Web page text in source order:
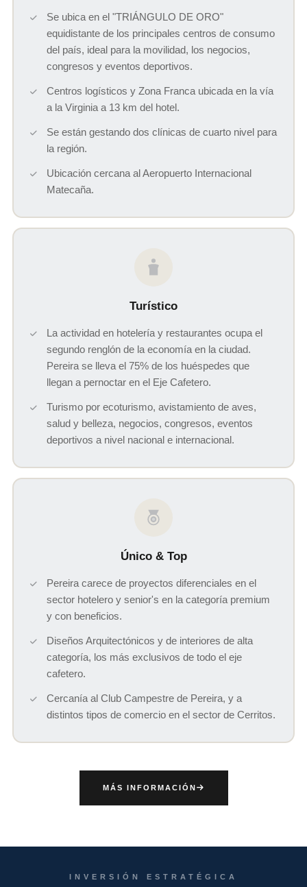
Se ubica en el "TRIÁNGULO DE ORO"
equidistante de los principales centros de consumo
del país, ideal para la movilidad, los negocios,
congresos y eventos deportivos.
Centros logísticos y Zona Franca ubicada en la vía
a la Virginia a 13 km del hotel.
Se están gestando dos clínicas de cuarto nivel para
la región.
Ubicación cercana al Aeropuerto Internacional
Matecaña.
Turístico
La actividad en hotelería y restaurantes ocupa el
segundo renglón de la economía en la ciudad.
Pereira se lleva el 75% de los huéspedes que
llegan a pernoctar en el Eje Cafetero.
Turismo por ecoturismo, avistamiento de aves,
salud y belleza, negocios, congresos, eventos
deportivos a nivel nacional e internacional.
Único & Top
Pereira carece de proyectos diferenciales en el
sector hotelero y senior's en la categoría premium
y con beneficios.
Diseños Arquitectónicos y de interiores de alta
categoría, los más exclusivos de todo el eje
cafetero.
Cercanía al Club Campestre de Pereira, y a
distintos tipos de comercio en el sector de Cerritos.
MÁS INFORMACIÓN
INVERSIÓN ESTRATÉGICA